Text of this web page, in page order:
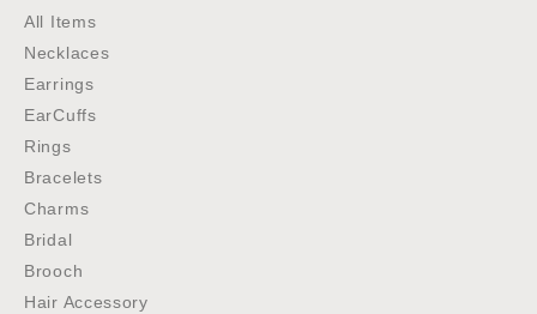
All Items
Necklaces
Earrings
EarCuffs
Rings
Bracelets
Charms
Bridal
Brooch
Hair Accessory